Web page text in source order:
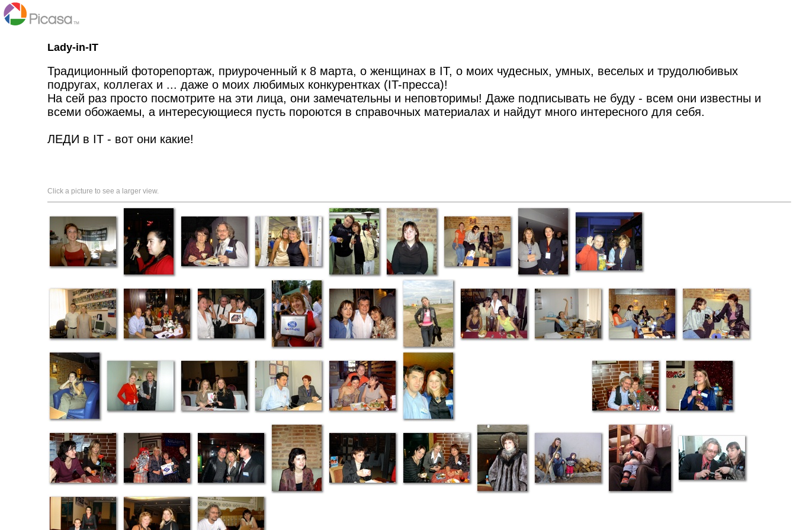
Lady-in-IT
Традиционный фоторепортаж, приуроченный к 8 марта, о женщинах в IT, о моих чудесных, умных, веселых и трудолюбивых
подругах, коллегах и ... даже о моих любимых конкурентках (IT-пресса)!
На сей раз просто посмотрите на эти лица, они замечательны и неповторимы! Даже подписывать не буду - всем они известны и
всеми обожаемы, а интересующиеся пусть пороются в справочных материалах и найдут много интересного для себя.
ЛЕДИ в IT - вот они какие!
Click a picture to see a larger view.